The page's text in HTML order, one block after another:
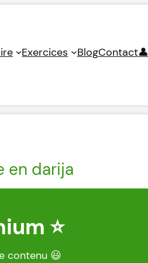
Exercices BlogContact👤
en darija
⭐
contenu 😃